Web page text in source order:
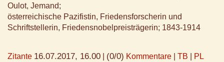
Oulot, Jemand;
österreichische Pazifistin, Friedensforscherin und
Schriftstellerin, Friedensnobelpreisträgerin; 1843-1914
Zitante 16.07.2017, 16.00 (0/0) Kommentare TB PL